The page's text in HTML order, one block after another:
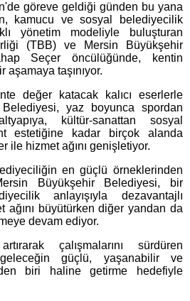
göreve geldiği günden bu yana
kamucu ve sosyal belediyecilik
yönetim modeliyle buluşturan
(TBB) ve Mersin Büyükşehir
Seçer öncülüğünde, kentin
aşamaya taşınıyor.
değer katacak kalıcı eserlerle
yaz boyunca spordan
kültür-sanattan sosyal
estetiğine kadar birçok alanda
ile hizmet ağını genişletiyor.
en güçlü örneklerinden
Büyükşehir Belediyesi, bir
anlayışıyla dezavantajlı
ağını büyütürken diğer yandan da
devam ediyor.
çalışmalarını sürdüren
güçlü, yaşanabilir ve
biri haline getirme hedefiyle